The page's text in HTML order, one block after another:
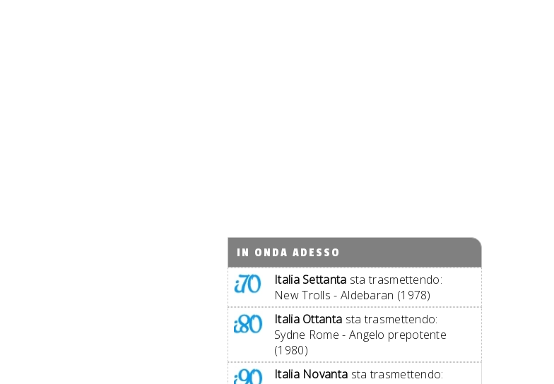
IN ONDA ADESSO
Italia Settanta sta trasmettendo:
New Trolls - Aldebaran (1978)
Italia Ottanta sta trasmettendo:
Sydne Rome - Angelo prepotente
(1980)
Italia Novanta sta trasmettendo: